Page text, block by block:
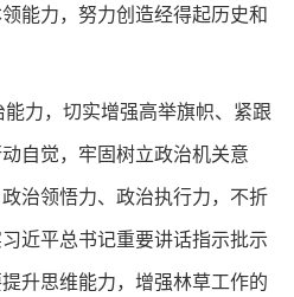
能力，努力创造经得起历史和
力，切实增强高举旗帜、紧跟
自觉，牢固树立政治机关意
治领悟力、政治执行力，不折
近平总书记重要讲话指示批示
升思维能力，增强林草工作的